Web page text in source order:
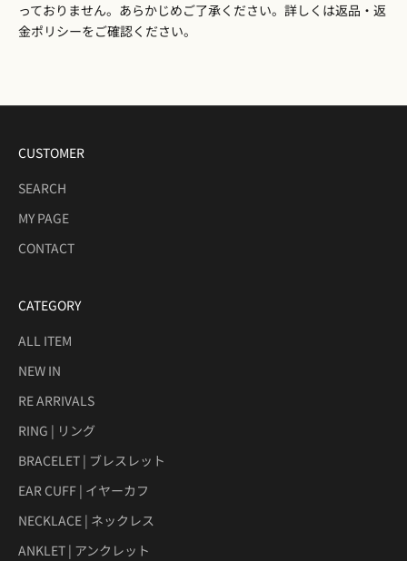
っておりません。あらかじめご了承ください。詳しくは返品・返
金ポリシーをご確認ください。
CUSTOMER
SEARCH
MY PAGE
CONTACT
CATEGORY
ALL ITEM
NEW IN
RE ARRIVALS
RING | リング
BRACELET | ブレスレット
EAR CUFF | イヤーカフ
NECKLACE | ネックレス
ANKLET | アンクレット